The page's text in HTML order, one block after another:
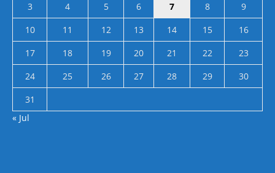
3
4 5 6 7 8
9
10
11 12 13 14 15
16
17
18 19 20 21 22
23
24
25 26 27 28 29
30
31
« Jul